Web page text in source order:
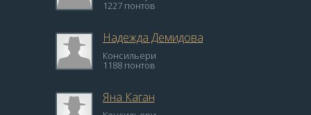
1227 понтов
Надежда Демидова
Консильери
1188 понтов
Яна Каган